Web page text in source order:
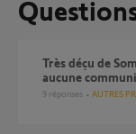
Très déçu de Somfy — un mois de panne visio V500 sans
aucune
9 réponses AUTRES